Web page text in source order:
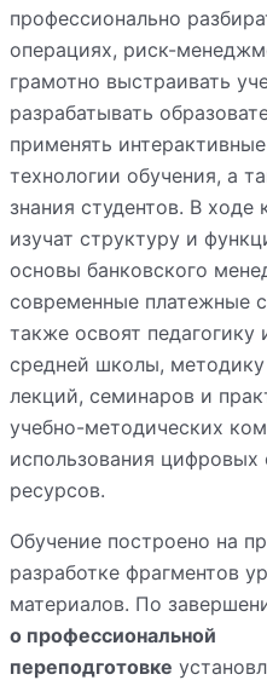
профессионально
операциях, риск-
грамотно выстраивать
разрабатывать
применять
технологии обучения, а
знания студентов. В ходе
изучат структуру и
основы банковского
современные платежные
также освоят
средней школы,
лекций, семинаров и
учебно-методических
использования цифровых
ресурсов.
Обучение построено на
разработке фрагментов
материалов. По
о профессиональной
переподготовке